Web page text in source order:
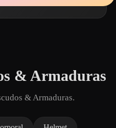
& Armaduras
& Armaduras.